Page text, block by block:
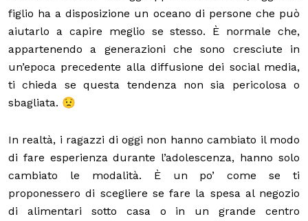
figlio ha a disposizione un oceano di persone che può
aiutarlo a capire meglio se stesso. È normale che,
appartenendo a generazioni che sono cresciute in
un’epoca precedente alla diffusione dei social media,
ti chieda se questa tendenza non sia pericolosa o
sbagliata. 😟
In realtà, i ragazzi di oggi non hanno cambiato il modo
di fare esperienza durante l’adolescenza, hanno solo
cambiato le modalità. È un po’ come se ti
proponessero di scegliere se fare la spesa al negozio
di alimentari sotto casa o in un grande centro